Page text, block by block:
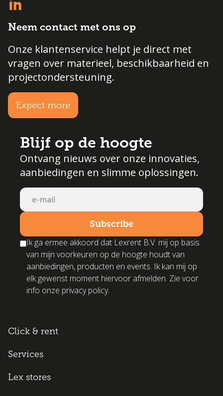
Neem contact met ons op
Onze klantenservice helpt je direct met
vragen over materieel, beschikbaarheid en
projectondersteuning.
Expect more
Blijf op de hoogte
Ontvang nieuws over onze innovaties,
aanbiedingen en slimme oplossingen.
Ik ga ermee akkoord dat Lexrent B.V. mij op basis
van mijn voorkeuren op de hoogte houdt van
aanbiedingen, producten en events. Ik kan mij op
elk gewenst moment hiervoor afmelden. Zie voor
info onze privacy policy.
Click & rent
Services
Lex stores